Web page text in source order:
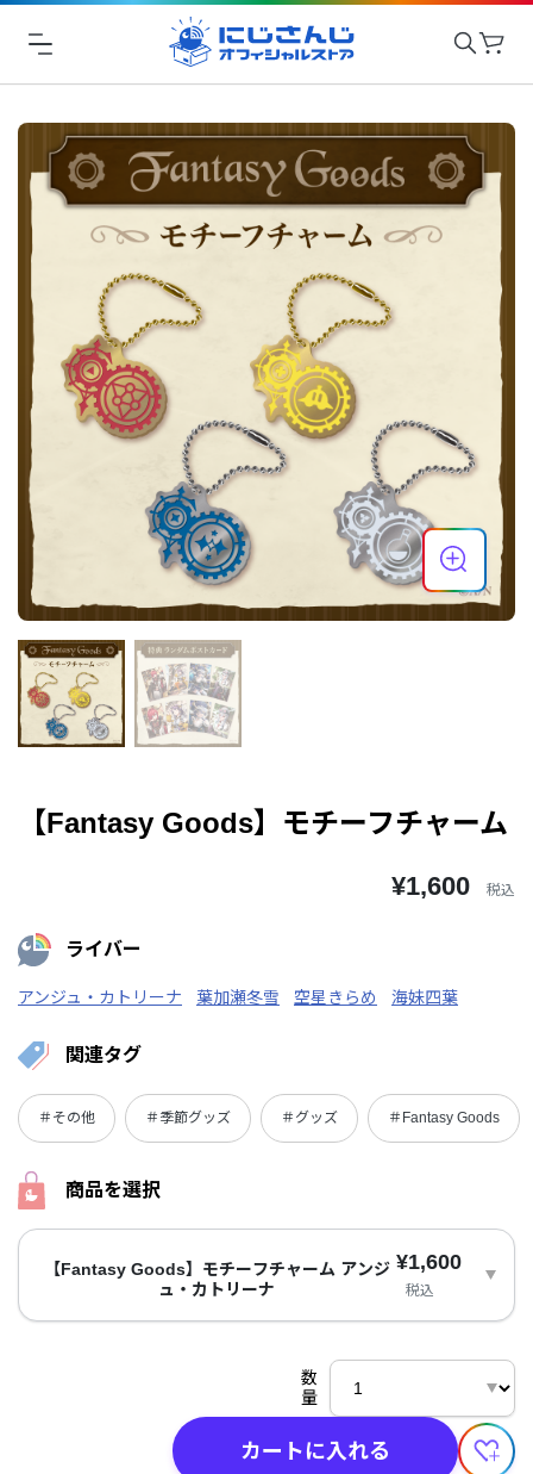
【Fantasy Goods】モチーフチャーム
¥1,600 税込
ライバー
アンジュ・カトリーナ 葉加瀬冬雪 空星きらめ 海妹四葉
関連タグ
＃その他 ＃季節グッズ ＃グッズ ＃Fantasy Goods
商品を選択
【Fantasy Goods】モチーフチャーム アンジ
ュ・カトリーナ
¥1,600
税込
数
量
カートに入れる